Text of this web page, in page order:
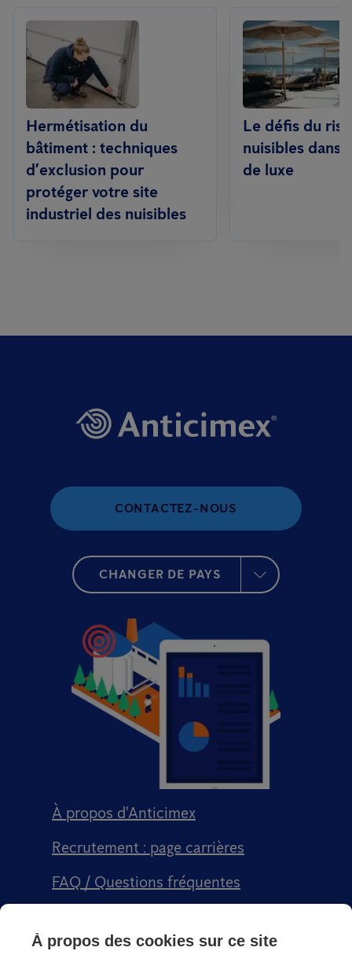
Hermétisation du
bâtiment : techniques
d’exclusion pour
protéger votre site
industriel des nuisibles
Le défis du
nuisibles dans
de luxe
CONTACTEZ-NOUS
CHANGER DE PAYS
À propos d'Anticimex
Recrutement : page carrières
FAQ / Questions fréquentes
Conditions générales de vente CGPS
À propos des cookies sur ce site